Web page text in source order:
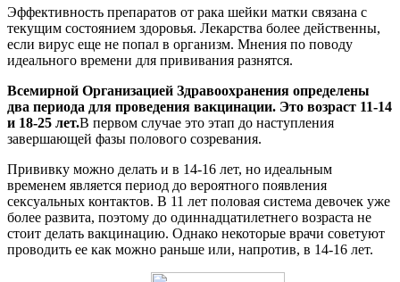
Эффективность препаратов от рака шейки матки связана с
текущим состоянием здоровья. Лекарства более действенны,
если вирус еще не попал в организм. Мнения по поводу
идеального времени для прививания разнятся.
Всемирной Организацией Здравоохранения определены
два периода для проведения вакцинации. Это возраст 11-14
и 18-25 лет.В первом случае это этап до наступления
завершающей фазы полового созревания.
Прививку можно делать и в 14-16 лет, но идеальным
временем является период до вероятного появления
сексуальных контактов. В 11 лет половая система девочек уже
более развита, поэтому до одиннадцатилетнего возраста не
стоит делать вакцинацию. Однако некоторые врачи советуют
проводить ее как можно раньше или, напротив, в 14-16 лет.